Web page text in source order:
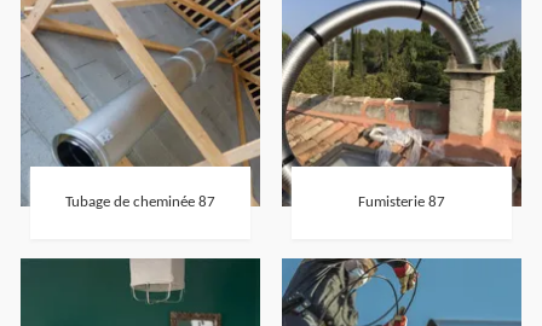
Tubage de cheminée 87 Fumisterie 87